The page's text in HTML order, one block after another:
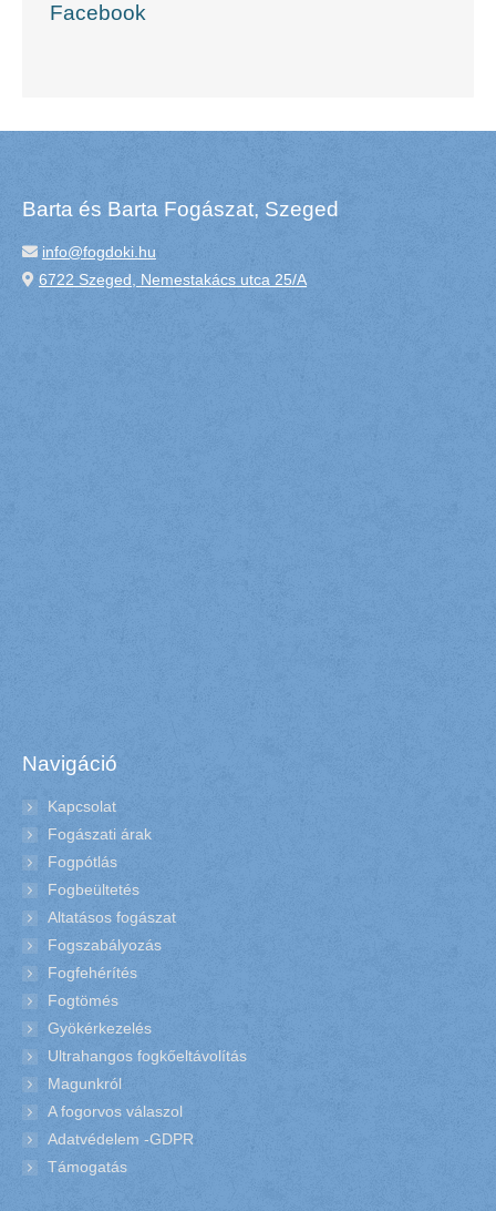
Facebook
Barta és Barta Fogászat, Szeged
info@fogdoki.hu
6722 Szeged, Nemestakács utca 25/A
Navigáció
Kapcsolat
Fogászati árak
Fogpótlás
Fogbeültetés
Altatásos fogászat
Fogszabályozás
Fogfehérítés
Fogtömés
Gyökérkezelés
Ultrahangos fogkőeltávolítás
Magunkról
A fogorvos válaszol
Adatvédelem -GDPR
Támogatás